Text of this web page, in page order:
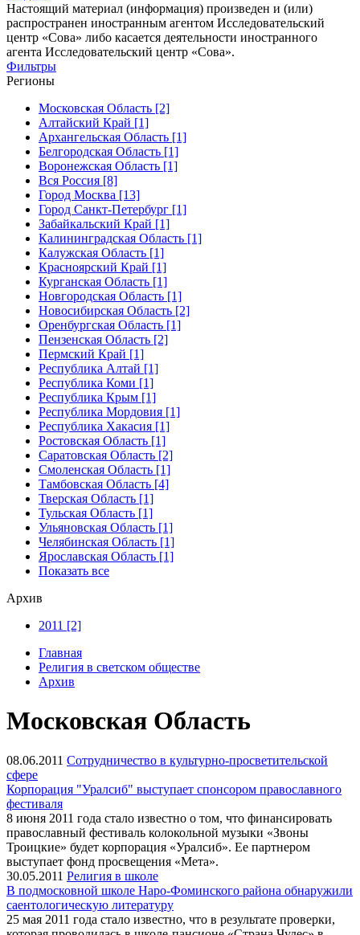
Настоящий материал (информация) произведен и (или)
распространен иностранным агентом Исследовательский
центр «Сова» либо касается деятельности иностранного
агента Исследовательский центр «Сова».
Фильтры
Регионы
Московская Область [2]
Алтайский Край [1]
Архангельская Область [1]
Белгородская Область [1]
Воронежская Область [1]
Вся Россия [8]
Город Москва [13]
Город Санкт-Петербург [1]
Забайкальский Край [1]
Калининградская Область [1]
Калужская Область [1]
Красноярский Край [1]
Курганская Область [1]
Новгородская Область [1]
Новосибирская Область [2]
Оренбургская Область [1]
Пензенская Область [2]
Пермский Край [1]
Республика Алтай [1]
Республика Коми [1]
Республика Крым [1]
Республика Мордовия [1]
Республика Хакасия [1]
Ростовская Область [1]
Саратовская Область [2]
Смоленская Область [1]
Тамбовская Область [4]
Тверская Область [1]
Тульская Область [1]
Ульяновская Область [1]
Челябинская Область [1]
Ярославская Область [1]
Показать все
Архив
2011 [2]
Главная
Религия в светском обществе
Архив
Московская Область
08.06.2011 Сотрудничество в культурно-просветительской
сфере
Корпорация "Уралсиб" выступает спонсором православного
фестиваля
8 июня 2011 года стало известно о том, что финансировать
православный фестиваль колокольной музыки «Звоны
Троицкие» будет корпорация «Уралсиб». Ее партнером
выступает фонд просвещения «Мета».
30.05.2011 Религия в школе
В подмосковной школе Наро-Фоминского района обнаружили
саентологическую литературу
25 мая 2011 года стало известно, что в результате проверки,